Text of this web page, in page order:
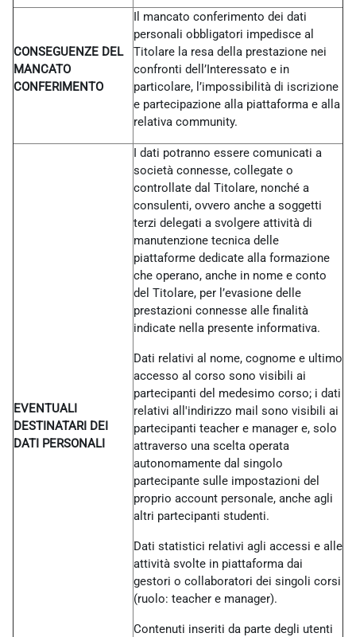
CONSEGUENZE DEL
MANCATO
CONFERIMENTO
Il mancato conferimento dei dati
personali obbligatori impedisce al
Titolare la resa della prestazione nei
confronti dell’Interessato e in
particolare, l’impossibilità di iscrizione
e partecipazione alla piattaforma e alla
relativa community.
EVENTUALI
DESTINATARI DEI
DATI PERSONALI
I dati potranno essere comunicati a
società connesse, collegate o
controllate dal Titolare, nonché a
consulenti, ovvero anche a soggetti
terzi delegati a svolgere attività di
manutenzione tecnica delle
piattaforme dedicate alla formazione
che operano, anche in nome e conto
del Titolare, per l’evasione delle
prestazioni connesse alle finalità
indicate nella presente informativa.
Dati relativi al nome, cognome e ultimo
accesso al corso sono visibili ai
partecipanti del medesimo corso; i dati
relativi all'indirizzo mail sono visibili ai
partecipanti teacher e manager e, solo
attraverso una scelta operata
autonomamente dal singolo
partecipante sulle impostazioni del
proprio account personale, anche agli
altri partecipanti studenti.
Dati statistici relativi agli accessi e alle
attività svolte in piattaforma dai
gestori o collaboratori dei singoli corsi
(ruolo: teacher e manager).
Contenuti inseriti da parte degli utenti